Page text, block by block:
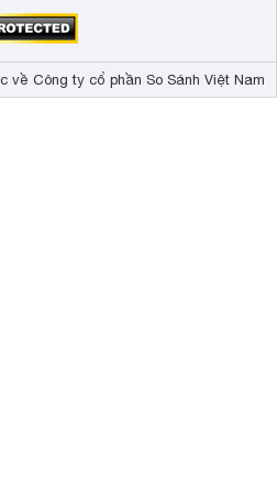
về Công ty cổ phần So Sánh Việt Nam